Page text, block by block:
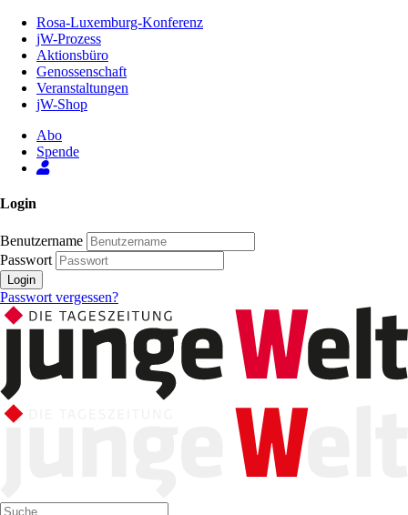
Inhalt
Seite
Rosa-Luxemburg-Konferenz
jW-Prozess
Aktionsbüro
Genossenschaft
Veranstaltungen
jW-Shop
Abo
Spende
Login
Benutzername
Passwort
Login
Passwort vergessen?